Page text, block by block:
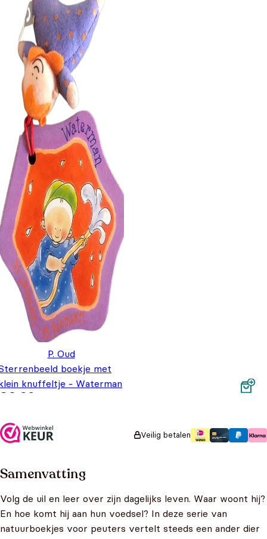
P. Oud
boekje met
knuffeltje - Waterman
3,99
Veilig betalen
Samenvatting
Volg de uil en leer over zijn dagelijks leven. Waar woont hij?
En hoe komt hij aan hun voedsel? In deze serie van
natuurboekjes voor peuters vertelt steeds een ander dier